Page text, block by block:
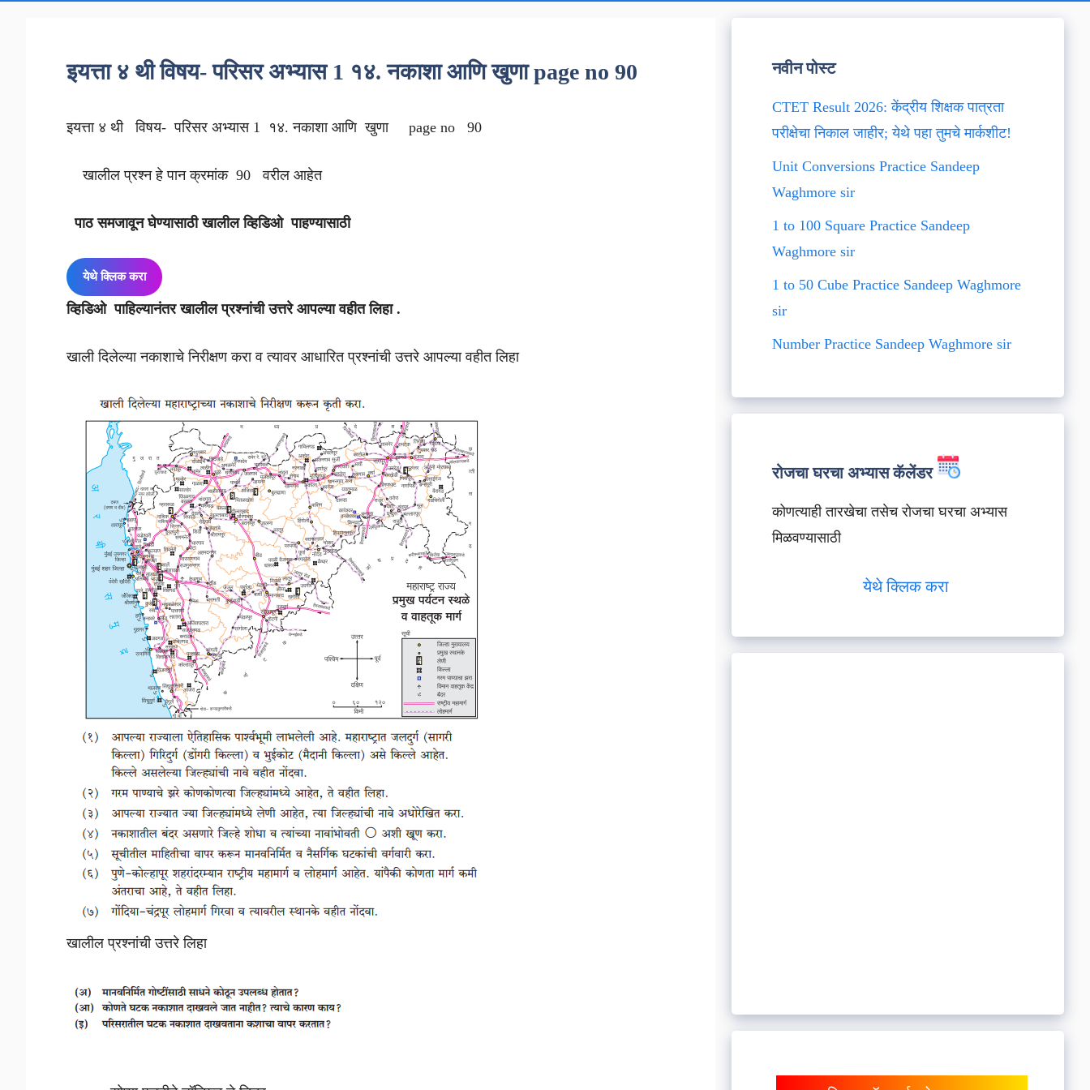
इयत्ता ४ थी विषय- परिसर अभ्यास 1 १४. नकाशा आणि खुणा page no 90
इयत्ता ४ थी विषय- परिसर अभ्यास 1 १४. नकाशा आणि खुणा page no 90
खालील प्रश्न हे पान क्रमांक 90 वरील आहेत
पाठ समजावून घेण्यासाठी खालील व्हिडिओ पाहण्यासाठी
येथे क्लिक करा
व्हिडिओ पाहिल्यानंतर खालील प्रश्नांची उत्तरे आपल्या वहीत लिहा .
खाली दिलेल्या नकाशाचे निरीक्षण करा व त्यावर आधारित प्रश्नांची उत्तरे आपल्या वहीत लिहा
खालील प्रश्नांची उत्तरे लिहा
नवीन पोस्ट
CTET Result 2026: केंद्रीय शिक्षक पात्रता
परीक्षेचा निकाल जाहीर; येथे पहा तुमचे मार्कशीट!
Unit Conversions Practice Sandeep
Waghmore sir
1 to 100 Square Practice Sandeep
Waghmore sir
1 to 50 Cube Practice Sandeep Waghmore
sir
Number Practice Sandeep Waghmore sir
रोजचा घरचा अभ्यास कॅलेंडर
कोणत्याही तारखेचा तसेच रोजचा घरचा अभ्यास
मिळवण्यासाठी
येथे क्लिक करा